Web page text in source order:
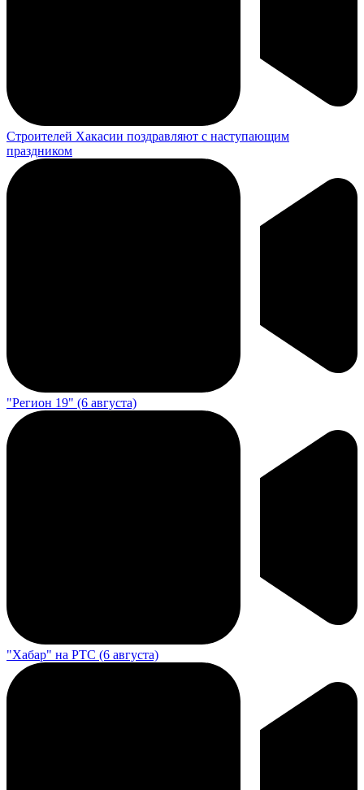
Строителей Хакасии поздравляют с наступающим
праздником
"Регион 19" (6 августа)
"Хабар" на РТС (6 августа)